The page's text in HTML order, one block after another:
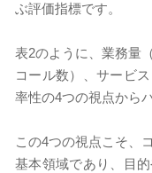
ぶ評価指標です。
表2のように、業務量
コール数）、サービ
率性の4つの視点から
この4つの視点こそ、
基本領域であり、目